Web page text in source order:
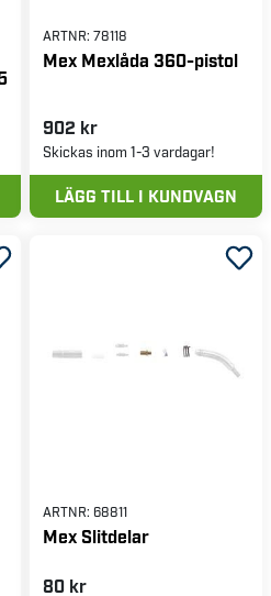
ARTNR: 78118
Mex Mexlåda 360-pistol
902 kr
Skickas inom 1-3 vardagar!
LÄGG TILL I KUNDVAGN
ARTNR: 68811
Mex Slitdelar
80 kr